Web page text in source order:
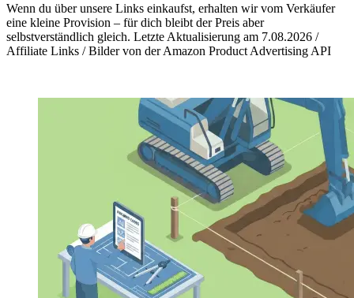
Wenn du über unsere Links einkaufst, erhalten wir vom Verkäufer
eine kleine Provision – für dich bleibt der Preis aber
selbstverständlich gleich. Letzte Aktualisierung am 7.08.2026 /
Affiliate Links / Bilder von der Amazon Product Advertising API